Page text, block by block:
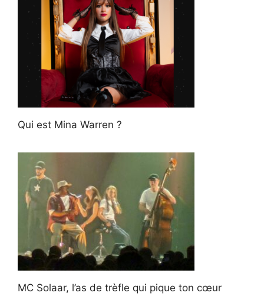
Qui est Mina Warren ?
MC Solaar, l’as de trèfle qui pique ton cœur